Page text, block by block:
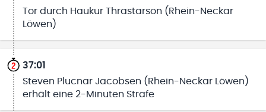
Tor durch Haukur Thrastarson (Rhein-Neckar
Löwen)
37:01
Steven Plucnar Jacobsen (Rhein-Neckar Löwen)
erhält eine 2-Minuten Strafe